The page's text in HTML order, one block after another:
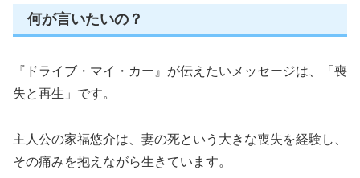
何が言いたいの？
『ドライブ・マイ・カー』が伝えたいメッセージは、「喪
失と再生」です。
主人公の家福悠介は、妻の死という大きな喪失を経験し、
その痛みを抱えながら生きています。